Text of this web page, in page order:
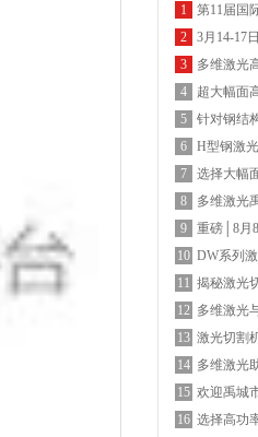
1
第11届国
雅加达国
期待您的
2
3月14-17
东）国际
激光欢迎
3
多维激光
定义高速
4
超大幅面
广泛认可
5
针对钢结
决方案
6
H型钢激
带来的显
7
选择大幅
机，这几
8
多维激光
式圆满结
9
重磅│8月
产基地投
10 DW系列
树障及电
11 揭秘激光
面纱，聚
12 多维激光
东储能高
会
13 激光切割
14 多维激光
升级
15 欢迎禹城
激光厂区
16 选择高功